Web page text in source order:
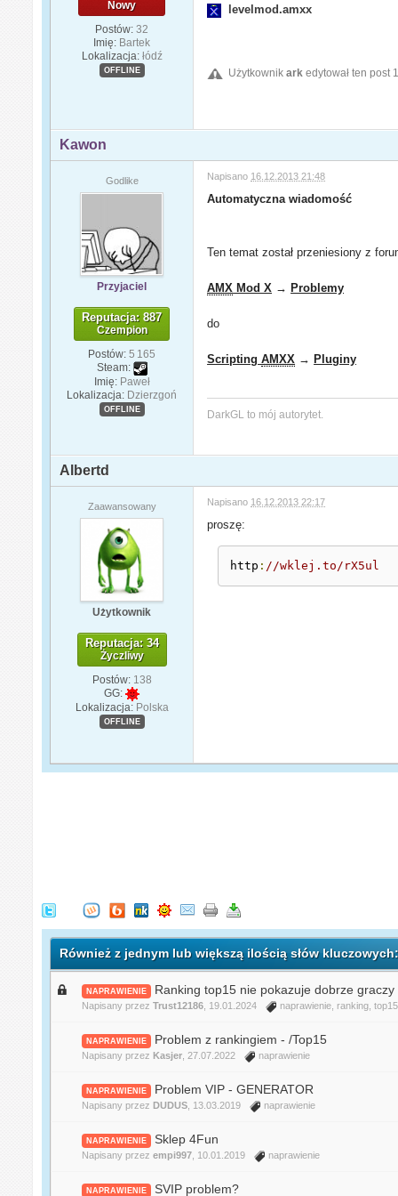
Nowy
Postów: 32
Imię: Bartek
Lokalizacja: łódź
OFFLINE
levelmod.amxx
Użytkownikark edytował ten post
Kawon
Godlike
Przyjaciel
Reputacja: 887
Czempion
Postów: 5 165
Steam:
Imię: Paweł
Lokalizacja: Dzierzgoń
OFFLINE
Napisano 16.12.2013 21:48
Automatyczna wiadomość
Ten temat został przeniesiony z
AMX Mod X → Problemy
do
ScriptingAMXX → Pluginy
DarkGL to mój autorytet.
Albertd
Zaawansowany
Użytkownik
Reputacja: 34
Życzliwy
Postów: 138
GG:
Lokalizacja: Polska
OFFLINE
Napisano 16.12.2013 22:17
proszę:
http : //wklej.to/rX5ul
Również z jednym lub większą ilością słów
NAPRAWIENIE Ranking top15 nie pokazuje dobrze graczy
Napisany przezTrust12186 , 19.01.2024 naprawienie ranking ,top15
NAPRAWIENIE Problem z rankingiem - /Top15
Napisany przez Kasjer , 27.07.2022 naprawienie
NAPRAWIENIE Problem VIP - GENERATOR
Napisany przez DUDUS , 13.03.2019 naprawienie
NAPRAWIENIE Sklep 4Fun
Napisany przezempi997 , 10.01.2019 naprawienie
NAPRAWIENIE SVIP problem?